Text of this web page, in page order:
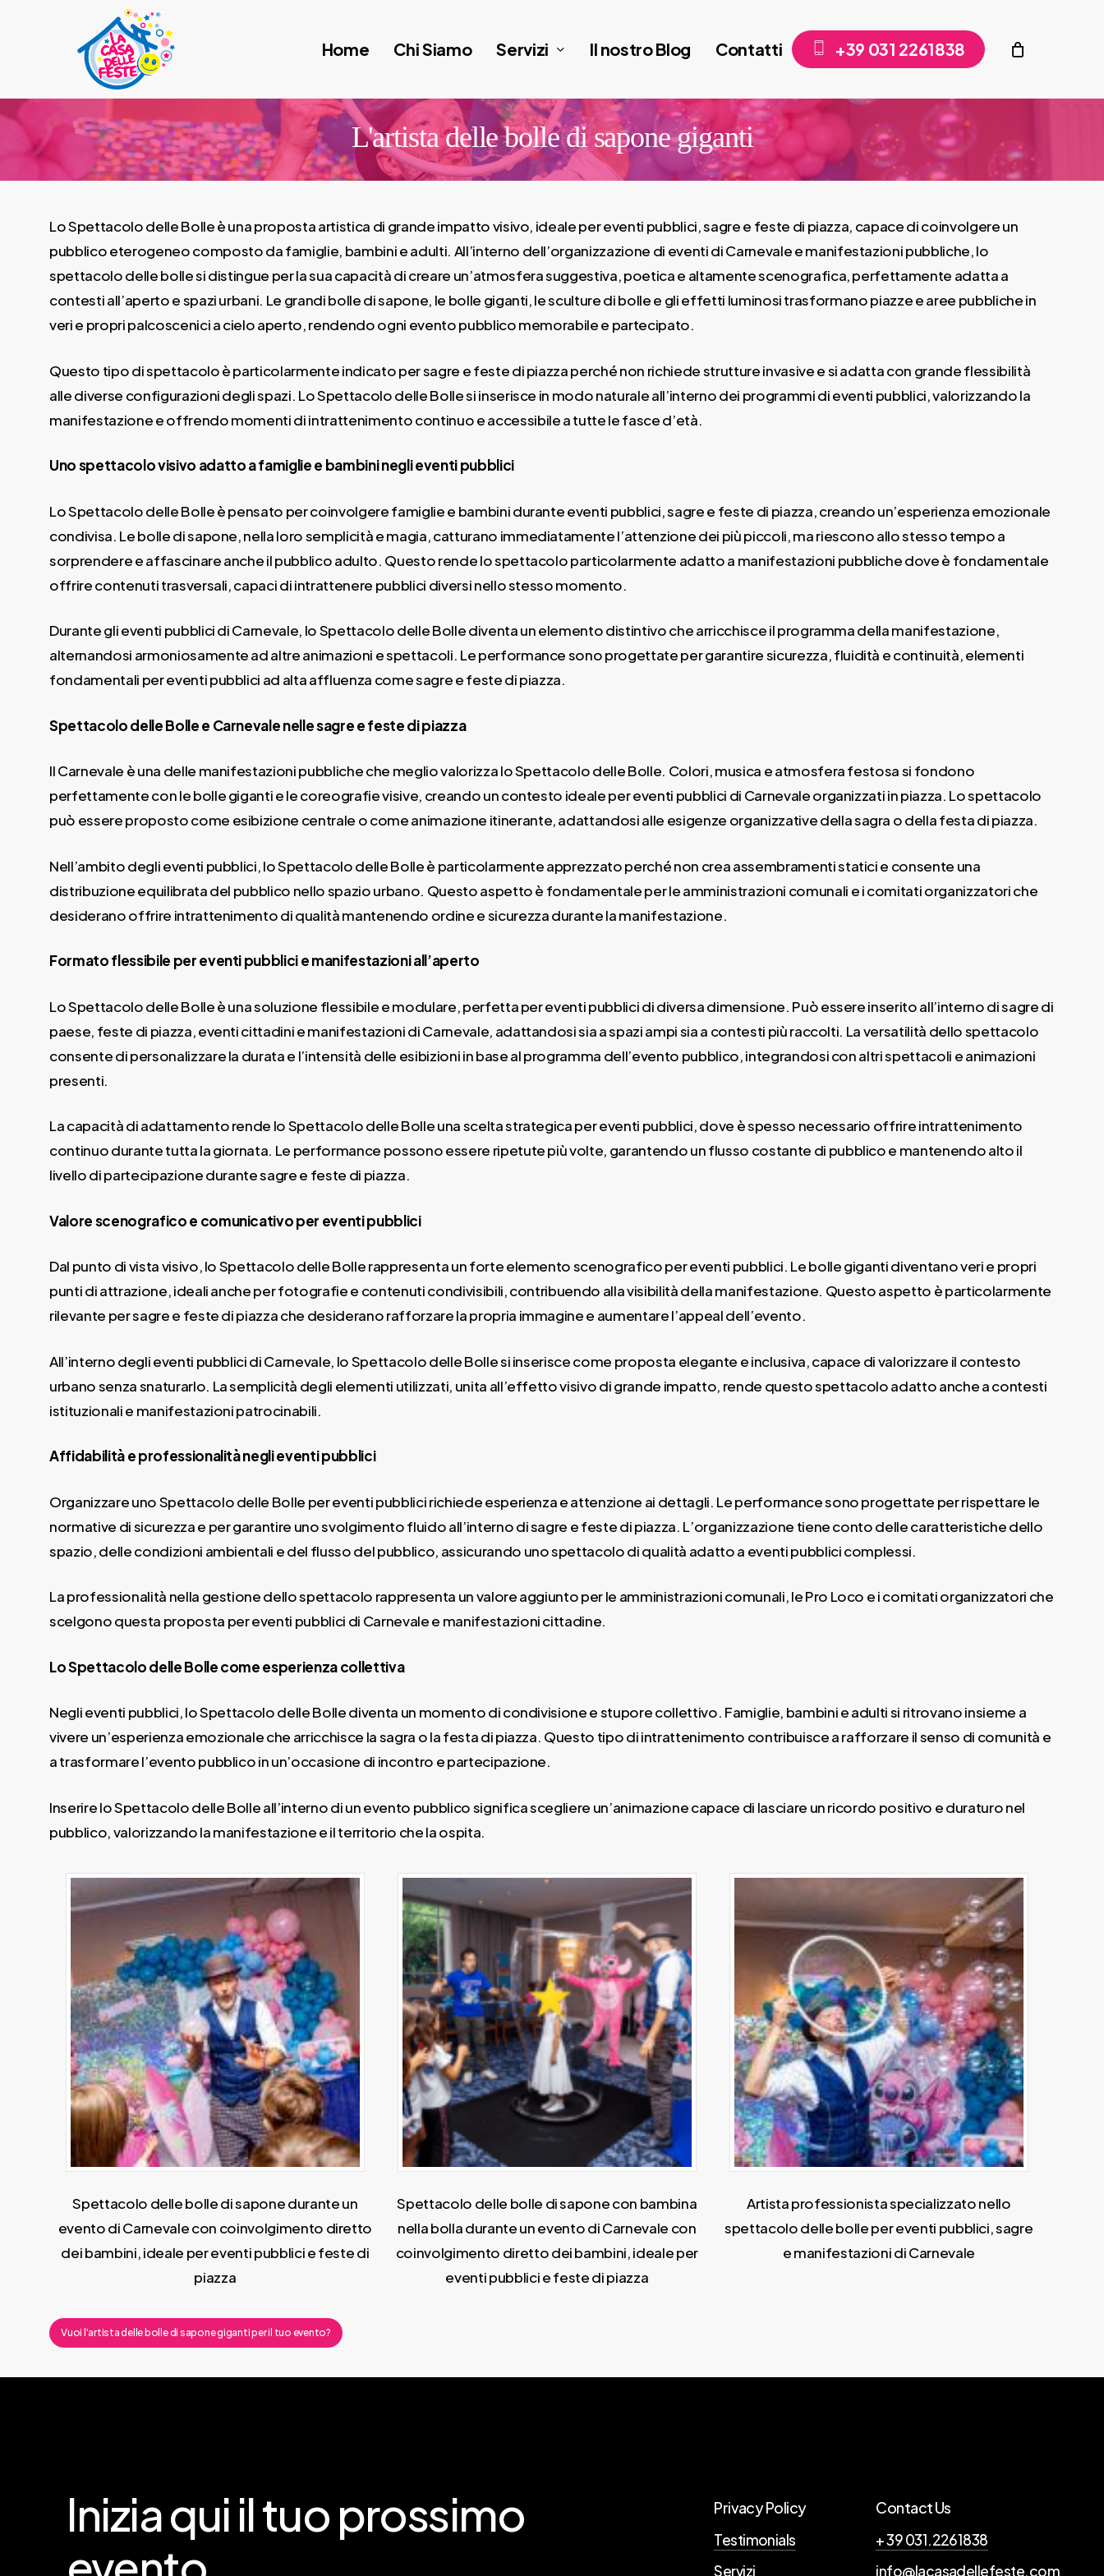
Home Chi Siamo Servizi Il nostro Blog Contatti +39 031 2261838
L'artista delle bolle di sapone giganti
Lo Spettacolo delle Bolle è una proposta artistica di grande impatto visivo, ideale per eventi pubblici, sagre e feste di piazza, capace di coinvolgere un
pubblico eterogeneo composto da famiglie, bambini e adulti. All’interno dell’organizzazione di eventi di Carnevale e manifestazioni pubbliche, lo
spettacolo delle bolle si distingue per la sua capacità di creare un’atmosfera suggestiva, poetica e altamente scenografica, perfettamente adatta a
contesti all’aperto e spazi urbani. Le grandi bolle di sapone, le bolle giganti, le sculture di bolle e gli effetti luminosi trasformano piazze e aree pubbliche in
veri e propri palcoscenici a cielo aperto, rendendo ogni evento pubblico memorabile e partecipato.
Questo tipo di spettacolo è particolarmente indicato per sagre e feste di piazza perché non richiede strutture invasive e si adatta con grande flessibilità
alle diverse configurazioni degli spazi. Lo Spettacolo delle Bolle si inserisce in modo naturale all’interno dei programmi di eventi pubblici, valorizzando la
manifestazione e offrendo momenti di intrattenimento continuo e accessibile a tutte le fasce d’età.
Uno spettacolo visivo adatto a famiglie e bambini negli eventi pubblici
Lo Spettacolo delle Bolle è pensato per coinvolgere famiglie e bambini durante eventi pubblici, sagre e feste di piazza, creando un’esperienza emozionale
condivisa. Le bolle di sapone, nella loro semplicità e magia, catturano immediatamente l’attenzione dei più piccoli, ma riescono allo stesso tempo a
sorprendere e affascinare anche il pubblico adulto. Questo rende lo spettacolo particolarmente adatto a manifestazioni pubbliche dove è fondamentale
offrire contenuti trasversali, capaci di intrattenere pubblici diversi nello stesso momento.
Durante gli eventi pubblici di Carnevale, lo Spettacolo delle Bolle diventa un elemento distintivo che arricchisce il programma della manifestazione,
alternandosi armoniosamente ad altre animazioni e spettacoli. Le performance sono progettate per garantire sicurezza, fluidità e continuità, elementi
fondamentali per eventi pubblici ad alta affluenza come sagre e feste di piazza.
Spettacolo delle Bolle e Carnevale nelle sagre e feste di piazza
Il Carnevale è una delle manifestazioni pubbliche che meglio valorizza lo Spettacolo delle Bolle. Colori, musica e atmosfera festosa si fondono
perfettamente con le bolle giganti e le coreografie visive, creando un contesto ideale per eventi pubblici di Carnevale organizzati in piazza. Lo spettacolo
può essere proposto come esibizione centrale o come animazione itinerante, adattandosi alle esigenze organizzative della sagra o della festa di piazza.
Nell’ambito degli eventi pubblici, lo Spettacolo delle Bolle è particolarmente apprezzato perché non crea assembramenti statici e consente una
distribuzione equilibrata del pubblico nello spazio urbano. Questo aspetto è fondamentale per le amministrazioni comunali e i comitati organizzatori che
desiderano offrire intrattenimento di qualità mantenendo ordine e sicurezza durante la manifestazione.
Formato flessibile per eventi pubblici e manifestazioni all’aperto
Lo Spettacolo delle Bolle è una soluzione flessibile e modulare, perfetta per eventi pubblici di diversa dimensione. Può essere inserito all’interno di sagre di
paese, feste di piazza, eventi cittadini e manifestazioni di Carnevale, adattandosi sia a spazi ampi sia a contesti più raccolti. La versatilità dello spettacolo
consente di personalizzare la durata e l’intensità delle esibizioni in base al programma dell’evento pubblico, integrandosi con altri spettacoli e animazioni
presenti.
La capacità di adattamento rende lo Spettacolo delle Bolle una scelta strategica per eventi pubblici, dove è spesso necessario offrire intrattenimento
continuo durante tutta la giornata. Le performance possono essere ripetute più volte, garantendo un flusso costante di pubblico e mantenendo alto il
livello di partecipazione durante sagre e feste di piazza.
Valore scenografico e comunicativo per eventi pubblici
Dal punto di vista visivo, lo Spettacolo delle Bolle rappresenta un forte elemento scenografico per eventi pubblici. Le bolle giganti diventano veri e propri
punti di attrazione, ideali anche per fotografie e contenuti condivisibili, contribuendo alla visibilità della manifestazione. Questo aspetto è particolarmente
rilevante per sagre e feste di piazza che desiderano rafforzare la propria immagine e aumentare l’appeal dell’evento.
All’interno degli eventi pubblici di Carnevale, lo Spettacolo delle Bolle si inserisce come proposta elegante e inclusiva, capace di valorizzare il contesto
urbano senza snaturarlo. La semplicità degli elementi utilizzati, unita all’effetto visivo di grande impatto, rende questo spettacolo adatto anche a contesti
istituzionali e manifestazioni patrocinabili.
Affidabilità e professionalità negli eventi pubblici
Organizzare uno Spettacolo delle Bolle per eventi pubblici richiede esperienza e attenzione ai dettagli. Le performance sono progettate per rispettare le
normative di sicurezza e per garantire uno svolgimento fluido all’interno di sagre e feste di piazza. L’organizzazione tiene conto delle caratteristiche dello
spazio, delle condizioni ambientali e del flusso del pubblico, assicurando uno spettacolo di qualità adatto a eventi pubblici complessi.
La professionalità nella gestione dello spettacolo rappresenta un valore aggiunto per le amministrazioni comunali, le Pro Loco e i comitati organizzatori che
scelgono questa proposta per eventi pubblici di Carnevale e manifestazioni cittadine.
Lo Spettacolo delle Bolle come esperienza collettiva
Negli eventi pubblici, lo Spettacolo delle Bolle diventa un momento di condivisione e stupore collettivo. Famiglie, bambini e adulti si ritrovano insieme a
vivere un’esperienza emozionale che arricchisce la sagra o la festa di piazza. Questo tipo di intrattenimento contribuisce a rafforzare il senso di comunità e
a trasformare l’evento pubblico in un’occasione di incontro e partecipazione.
Inserire lo Spettacolo delle Bolle all’interno di un evento pubblico significa scegliere un’animazione capace di lasciare un ricordo positivo e duraturo nel
pubblico, valorizzando la manifestazione e il territorio che la ospita.
Spettacolo delle bolle di sapone durante un
evento di Carnevale con coinvolgimento diretto
dei bambini, ideale per eventi pubblici e feste di
piazza
Spettacolo delle bolle di sapone con bambina
nella bolla durante un evento di Carnevale con
coinvolgimento diretto dei bambini, ideale per
eventi pubblici e feste di piazza
Artista professionista specializzato nello
spettacolo delle bolle per eventi pubblici, sagre
e manifestazioni di Carnevale
Vuoi l'artista delle bolle di sapone giganti per il tuo evento?
Iniziaquiiltuoprossimo
Privacy Policy
Testimonials
Servizi
Contact Us
+ 39 031.2261838
info@lacasadellefeste.com